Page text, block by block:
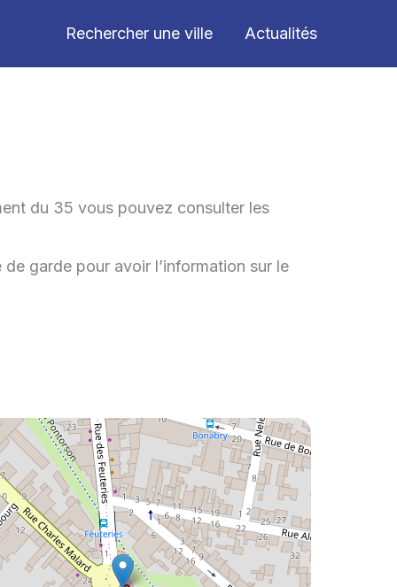
Rechercher une ville Actualités
du 35 vous pouvez consulter les
garde pour avoir l’information sur le